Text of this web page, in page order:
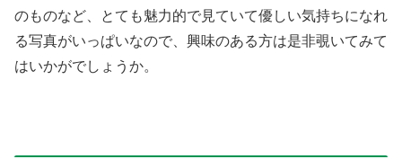
のものなど、とても魅力的で見ていて優しい気持ちになれ
る写真がいっぱいなので、興味のある方は是非覗いてみて
はいかがでしょうか。